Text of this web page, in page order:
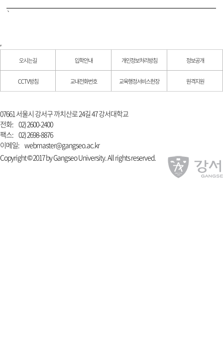
`
오시는길 입학안내 개인정보처리방침 정보공개
CCTV방침 교내전화번호 교육행정서비스헌장 원격지원
07661 서울시 강서구 까치산로 24길 47 강서대학교
전화: 02) 2600-2400
팩스: 02) 2698-8876
이메일: webmaster@gangseo.ac.kr
Copyright © 2017 by Gangseo University. All rights reserved.